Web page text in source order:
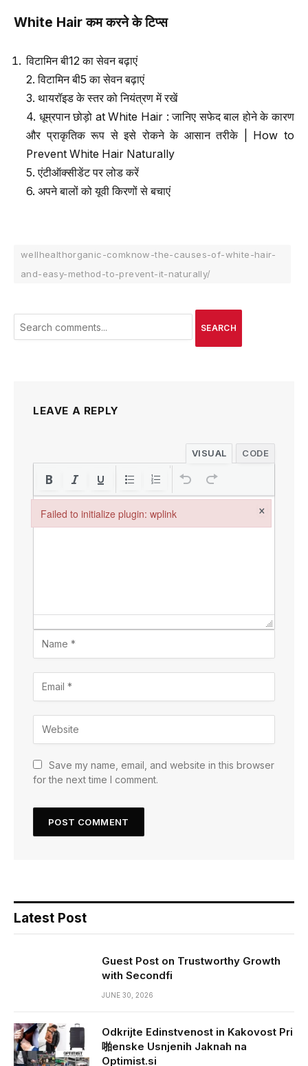
White Hairकम करने के टिप्स
विटामिन बी12 का सेवन बढ़ाएं
2. विटामिन बी5 का सेवन बढ़ाएं
3. थायरॉइड के स्तर को नियंत्रण में रखें
4. धूम्रपान छोड़ो at White Hair : जानिए सफेद बाल होने के कारण
और प्राकृतिक रूप से इसे रोकने के आसान तरीके | How to
Prevent White Hair Naturally
5. एंटीऑक्सीडेंट पर लोड करें
6. अपने बालों को यूवी किरणों से बचाएं
wellhealthorganic-comknow-the-causes-of-white-hair-
and-easy-method-to-prevent-it-naturally/
SEARCH
LEAVE A REPLY
VISUAL CODE
Save my name, email, and website in this browser
for the next time I comment.
Latest Post
Guest Post on Trustworthy Growth
with Secondfi
JUNE 30, 2026
Odkrijte Edinstvenost in Kakovost Pri
啪enske Usnjenih Jaknah na
Optimist.si
Failed to initialize plugin: wplink ×
Failed to initialize plugin: wplink